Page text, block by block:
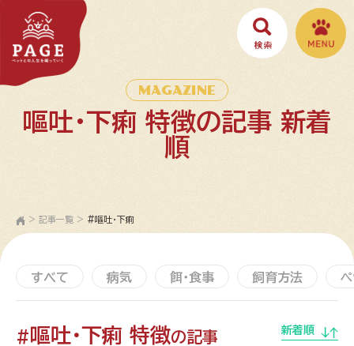
MAGAZINE
嘔吐・下痢 特徴の記事 新着
順
> 記事一覧 > #嘔吐・下痢
すべて 病気 餌・食事 飼育方法
# 嘔吐・下痢 特徴の記事 新着順